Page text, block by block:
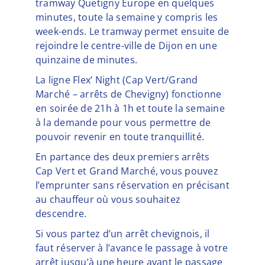
tramway Quetigny Europe en quelques
minutes, toute la semaine y compris les
week-ends. Le tramway permet ensuite de
rejoindre le centre-ville de Dijon en une
quinzaine de minutes.
La ligne Flex’ Night (Cap Vert/Grand
Marché – arrêts de Chevigny) fonctionne
en soirée de 21h à 1h et toute la semaine
à la demande pour vous permettre de
pouvoir revenir en toute tranquillité.
En partance des deux premiers arrêts
Cap Vert et Grand Marché, vous pouvez
l’emprunter sans réservation en précisant
au chauffeur où vous souhaitez
descendre.
Si vous partez d’un arrêt chevignois, il
faut réserver à l’avance le passage à votre
arrêt jusqu’à une heure avant le passage